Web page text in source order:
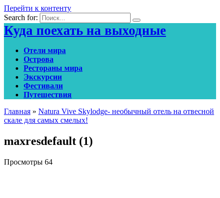
Перейти к контенту
Search for:
Куда поехать на выходные
Отели мира
Острова
Рестораны мира
Экскурсии
Фестивали
Путешествия
Главная » Natura Vive Skylodge- необычный отель на отвесной
скале для самых смелых!
maxresdefault (1)
Просмотры 64